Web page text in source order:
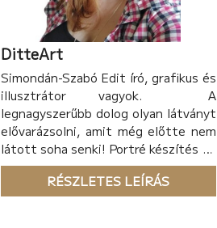
DitteArt
Simondán-Szabó Edit író, grafikus és
illusztrátor vagyok. A
legnagyszerűbb dolog olyan látványt
elővarázsolni, amit még előtte nem
látott soha senki! Portré készítés és
könyvek illusztrálása nekem
RÉSZLETES LEÍRÁS